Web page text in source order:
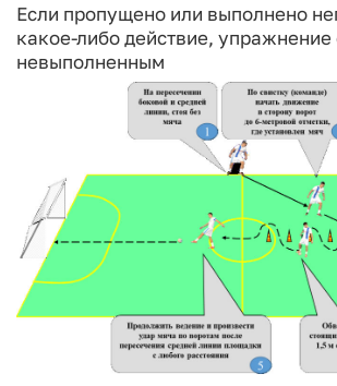
Если пропущено или выполнено
какое-либо действие, упражнение
невыполненным